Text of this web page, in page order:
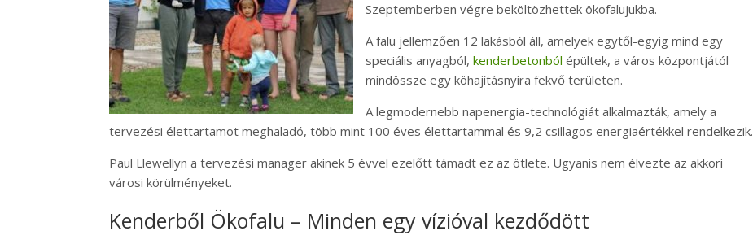
Szeptemberben végre beköltözhettek ökofalujukba.
A falu jellemzően 12 lakásból áll, amelyek egytől-egyig mind egy
speciális anyagból,kenderbetonból épültek, a város központjától
mindössze egy köhajításnyira fekvő területen.
A legmodernebb napenergia-technológiát alkalmazták, amely a
tervezési élettartamot meghaladó, több mint 100 éves élettartammal és 9,2 csillagos energiaértékkel rendelkezik.
Paul Llewellyn a tervezési manager akinek 5 évvel ezelőtt támadt ez az ötlete. Ugyanis nem élvezte az akkori
városi körülményeket.
Kenderből Ökofalu – Minden egy vízióval kezdődött